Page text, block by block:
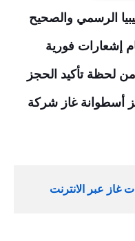
الرسمي والصحيح
إشعارات فورية
لحظة تأكيد الحجز
أسطوانة غاز شركة
غاز عبر الانترنت